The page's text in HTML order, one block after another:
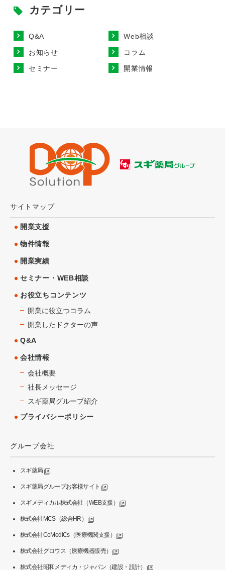
カテゴリー
Q&A
Web相談
お知らせ
コラム
セミナー
開業情報
サイトマップ
開業支援
物件情報
開業実績
セミナー・WEB相談
お役立ちコンテンツ
開業に役立つコラム
開業したドクターの声
Q&A
会社情報
会社概要
社長メッセージ
スギ薬局グループ紹介
プライバシーポリシー
グループ会社
スギ薬局
スギ薬局グループお客様サイト
スギメディカル株式会社（WEB支援）
株式会社MCS（総合HR）
株式会社CoMediCs（医療機関支援）
株式会社グロウス（医療機器販売）
株式会社昭和メディカ・ジャパン（建設・設計）